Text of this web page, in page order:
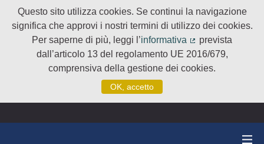
Questo sito utilizza cookies. Se continui la navigazione
significa che approvi i nostri termini di utilizzo dei cookies.
Per saperne di più, leggi l’informativa
(Collegamento
prevista
dall’articolo 13 del regolamento UE 2016/679,
comprensiva della gestione dei cookies.
OK, accetto